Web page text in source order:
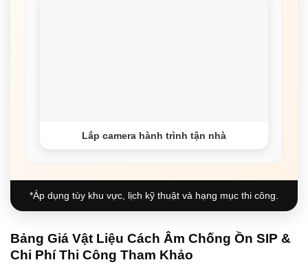
Lắp camera hành trình tận nhà
*Áp dụng tùy khu vực, lịch kỹ thuật và hạng mục thi công.
Bảng Giá Vật Liệu Cách Âm Chống Ồn SIP &
Chi Phí Thi Công Tham Khảo